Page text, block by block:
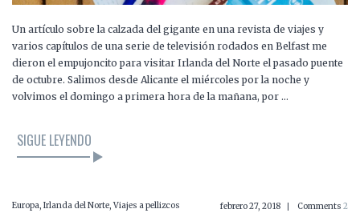
Un artículo sobre la calzada del gigante en una revista de viajes y
varios capítulos de una serie de televisión rodados en Belfast me
dieron el empujoncito para visitar Irlanda del Norte el pasado puente
de octubre. Salimos desde Alicante el miércoles por la noche y
volvimos el domingo a primera hora de la mañana, por …
SIGUE LEYENDO
Europa, Irlanda del Norte, Viajes a pellizcos febrero 27, 2018 Comments 2